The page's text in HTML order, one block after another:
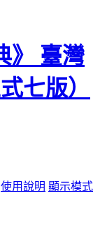
使用說明 顯示模式